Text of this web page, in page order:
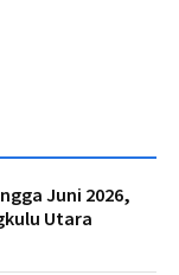
Juni 2026,
Utara